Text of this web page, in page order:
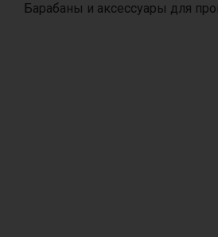
Барабаны и аксессуары для